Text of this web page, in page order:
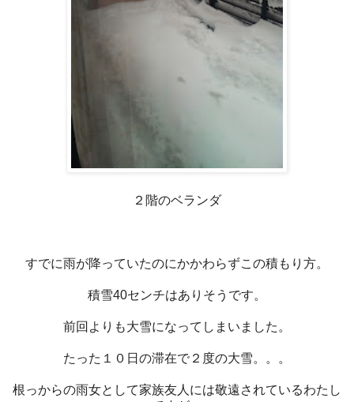
２階のベランダ
すでに雨が降っていたのにかかわらずこの積もり方。
積雪40センチはありそうです。
前回よりも大雪になってしまいました。
たった１０日の滞在で２度の大雪。。。
根っからの雨女として家族友人には敬遠されているわたし